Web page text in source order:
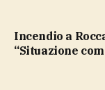
Incendio a Rocca di Cambio, l’allarme del sindaco:
“Situazione